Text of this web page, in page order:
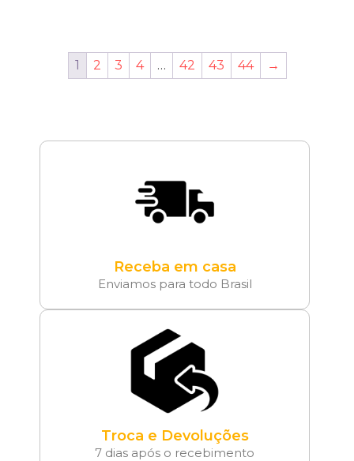
1 2 3 4 … 42 43 44 →
Receba em casa
Enviamos para todo Brasil
Troca e Devoluções
7 dias após o recebimento